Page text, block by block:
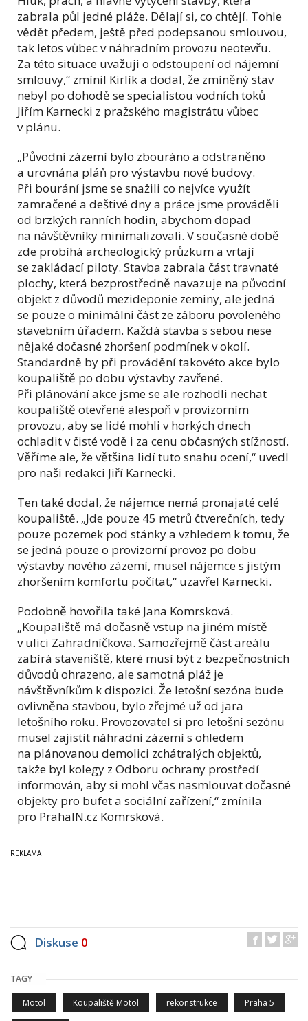
zabrala půl jedné pláže. Dělají si, co chtějí. Tohle
vědět předem, ještě před podepsanou smlouvou,
tak letos vůbec v náhradním provozu neotevřu.
Za této situace uvažuji o odstoupení od nájemní
smlouvy,“ zmínil Kirlík a dodal, že zmíněný stav
nebyl po dohodě se specialistou vodních toků
Jiřím Karnecki z pražského magistrátu vůbec
v plánu.
„Původní zázemí bylo zbouráno a odstraněno
a urovnána pláň pro výstavbu nové budovy.
Při bourání jsme se snažili co nejvíce využít
zamračené a deštivé dny a práce jsme prováděli
od brzkých ranních hodin, abychom dopad
na návštěvníky minimalizovali. V současné době
zde probíhá archeologický průzkum a vrtají
se zakládací piloty. Stavba zabrala část travnaté
plochy, která bezprostředně navazuje na původní
objekt z důvodů mezideponie zeminy, ale jedná
se pouze o minimální část ze záboru povoleného
stavebním úřadem. Každá stavba s sebou nese
nějaké dočasné zhoršení podmínek v okolí.
Standardně by při provádění takovéto akce bylo
koupaliště po dobu výstavby zavřené.
Při plánování akce jsme se ale rozhodli nechat
koupaliště otevřené alespoň v provizorním
provozu, aby se lidé mohli v horkých dnech
ochladit v čisté vodě i za cenu občasných stížností.
Věříme ale, že většina lidí tuto snahu ocení,“ uvedl
pro naši redakci Jiří Karnecki.
Ten také dodal, že nájemce nemá pronajaté celé
koupaliště. „Jde pouze 45 metrů čtverečních, tedy
pouze pozemek pod stánky a vzhledem k tomu, že
se jedná pouze o provizorní provoz po dobu
výstavby nového zázemí, musel nájemce s jistým
zhoršením komfortu počítat,“ uzavřel Karnecki.
Podobně hovořila také Jana Komrsková.
„Koupaliště má dočasně vstup na jiném místě
v ulici Zahradníčkova. Samozřejmě část areálu
zabírá staveniště, které musí být z bezpečnostních
důvodů ohrazeno, ale samotná pláž je
návštěvníkům k dispozici. Že letošní sezóna bude
ovlivněna stavbou, bylo zřejmé už od jara
letošního roku. Provozovatel si pro letošní sezónu
musel zajistit náhradní zázemí s ohledem
na plánovanou demolici zchátralých objektů,
takže byl kolegy z Odboru ochrany prostředí
informován, aby si mohl včas nasmlouvat dočasné
objekty pro bufet a sociální zařízení,“ zmínila
pro PrahaIN.cz Komrsková.
Diskuse 0
TAGY
Motol Koupaliště Motol rekonstrukce Praha 5